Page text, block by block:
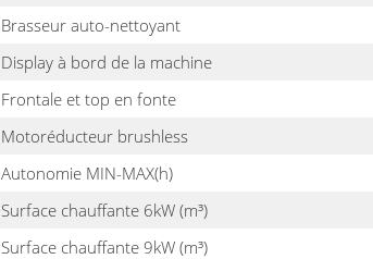
Brasseur auto-nettoyant
Display à bord de la machine
Frontale et top en fonte
Motoréducteur brushless
Autonomie MIN-MAX(h)
Surface chauffante 6kW (m³)
Surface chauffante 9kW (m³)